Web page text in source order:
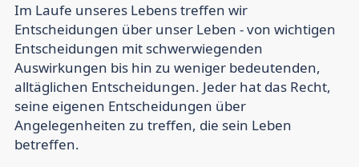
Im Laufe unseres Lebens treffen wir
Entscheidungen über unser Leben - von wichtigen
Entscheidungen mit schwerwiegenden
Auswirkungen bis hin zu weniger bedeutenden,
alltäglichen Entscheidungen. Jeder hat das Recht,
seine eigenen Entscheidungen über
Angelegenheiten zu treffen, die sein Leben
betreffen.